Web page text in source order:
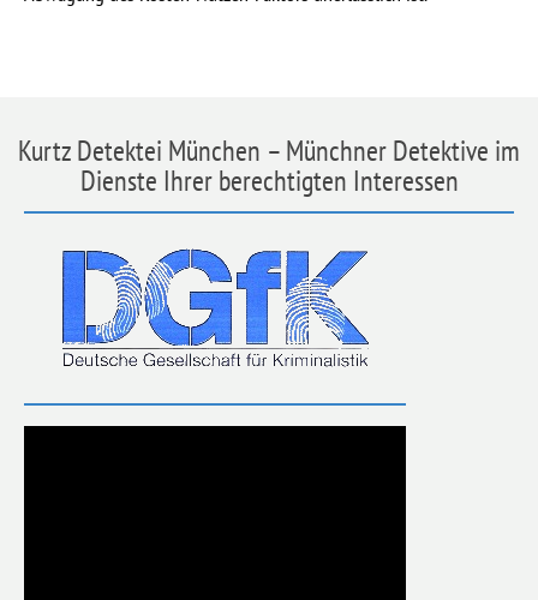
Kurtz Detektei München – Münchner Detektive im
Dienste Ihrer berechtigten Interessen